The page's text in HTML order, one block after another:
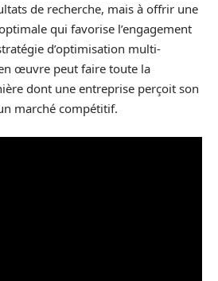
de recherche, mais à offrir une
qui favorise l’engagement
d’optimisation multi-
œuvre peut faire toute la
dont une entreprise perçoit son
marché compétitif.